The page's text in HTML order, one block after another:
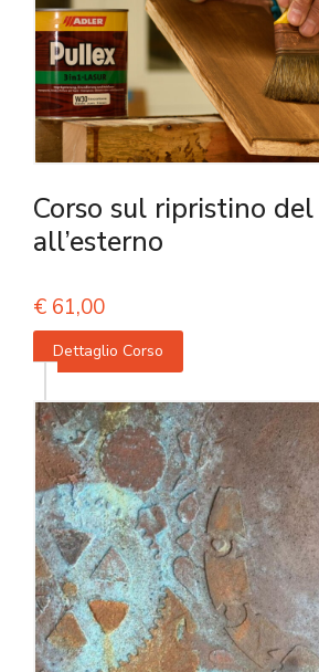
Corso sul ripristino
all’esterno
€ 61,00
Dettaglio Corso